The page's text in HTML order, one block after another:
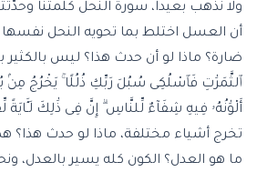
ولا نذهب بعيداً، سورة النحل كلمتنا
أن العسل اختلط بما تحويه النحل
ضارة؟ ماذا لو أن حدث هذا؟ ليس
ٱلثَّمَرَٰتِ فَٱسْلُكِى سُبُلَ رَبِّكِ ذُلُلًا ۚ يَخْرُجُ
أَلْوَٰنُهُۥ فِيهِ شِفَآءٌ لِّلنَّاسِ ۗ إِنَّ فِى ذَٰلِكَ لَـَٔايَةً
تخرج أشياء مختلفة، ماذا لو حدث هذا؟
ما هو العدل؟ الكون كله يسير بالعدل،